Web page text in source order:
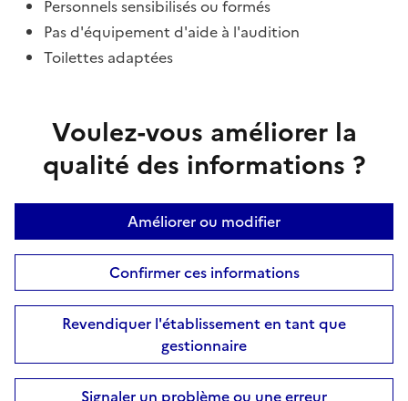
Personnels sensibilisés ou formés
Pas d'équipement d'aide à l'audition
Toilettes adaptées
Voulez-vous améliorer la
qualité des informations ?
Améliorer ou modifier
Confirmer ces informations
Revendiquer l'établissement en tant que
gestionnaire
Signaler un problème ou une erreur